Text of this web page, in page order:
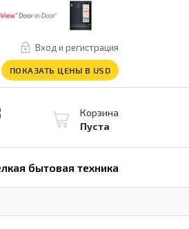
Вход и регистрация
ПОКАЗАТЬ ЦЕНЫ В USD
Корзина
Пуста
бытовая техника